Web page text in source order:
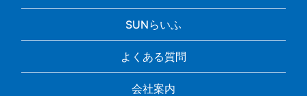
SUNらいふ
よくある質問
会社案内